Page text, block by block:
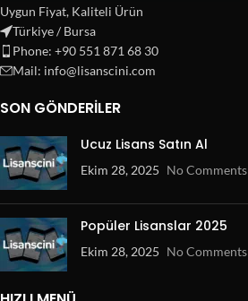
Uygun Fiyat, Kaliteli Ürün
Türkiye / Bursa
Phone: +90 551 871 68 30
Mail: info@lisanscini.com
SON GÖNDERILER
Ucuz Lisans Satın Al
Ekim 28, 2025 No Comments
Popüler Lisanslar 2025
Ekim 28, 2025 No Comments